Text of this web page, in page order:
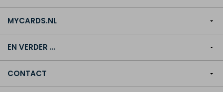
MYCARDS.NL
EN VERDER ...
CONTACT